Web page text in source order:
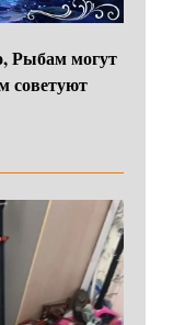
Рыбам могут
советуют